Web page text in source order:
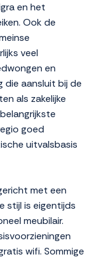
en het
Ook de
veel
en
die aansluit bij de
als zakelijke
goed
uitvalsbasis
met een
stijl is eigentijds
meubilair.
wifi. Sommige